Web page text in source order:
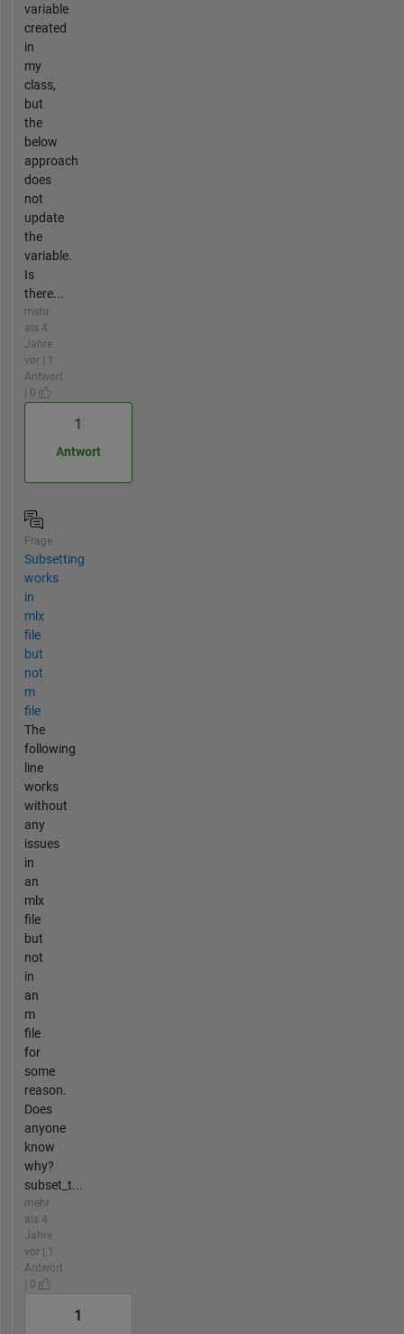
variable
created
in
my
class,
but
the
below
approach
does
not
update
the
variable.
Is
there...
mehr
als 4
Jahre
vor | 1
Antwort
| 0
1
Antwort
Frage
Subsetting
works
in
mlx
file
but
not
m
file
The
following
line
works
without
any
issues
in
an
mlx
file
but
not
in
an
m
file
for
some
reason.
Does
anyone
know
why?
subset_t...
mehr
als 4
Jahre
vor | 1
Antwort
| 0
1